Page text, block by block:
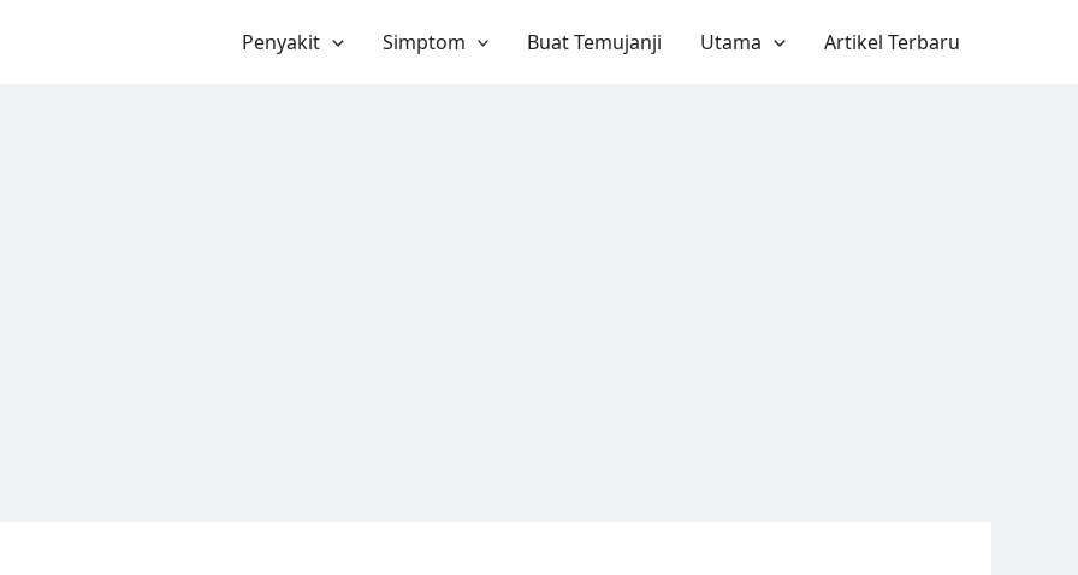
Penyakit Simptom Buat Temujanji Utama Artikel Terbaru